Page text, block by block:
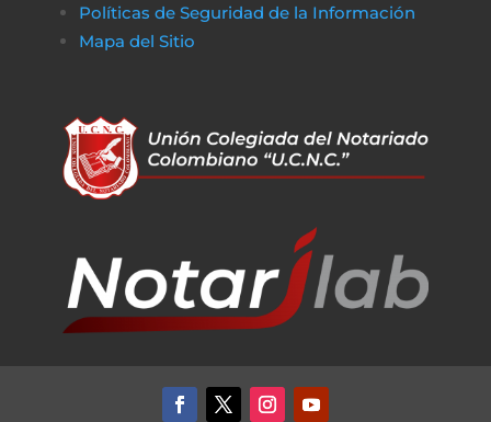
Políticas de Seguridad de la Información
Mapa del Sitio